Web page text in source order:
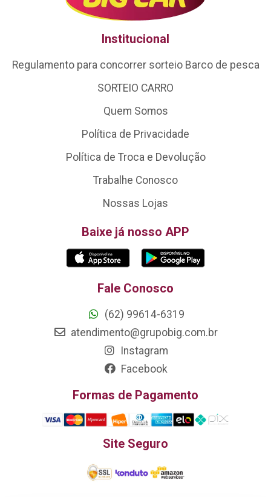
Institucional
Regulamento para concorrer sorteio Barco de pesca
SORTEIO CARRO
Quem Somos
Política de Privacidade
Política de Troca e Devolução
Trabalhe Conosco
Nossas Lojas
Baixe já nosso APP
Fale Conosco
(62) 99614-6319
atendimento@grupobig.com.br
Instagram
Facebook
Formas de Pagamento
Site Seguro